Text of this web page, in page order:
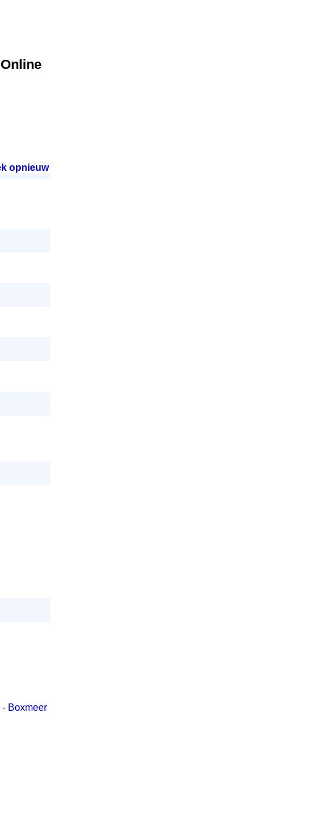
opnieuw.
- Boxmeer